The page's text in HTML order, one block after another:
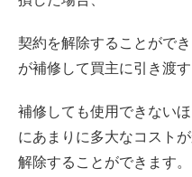
契約を解除することがで
が補修して買主に引き渡
補修しても使用できない
にあまりに多大なコスト
解除することができます。